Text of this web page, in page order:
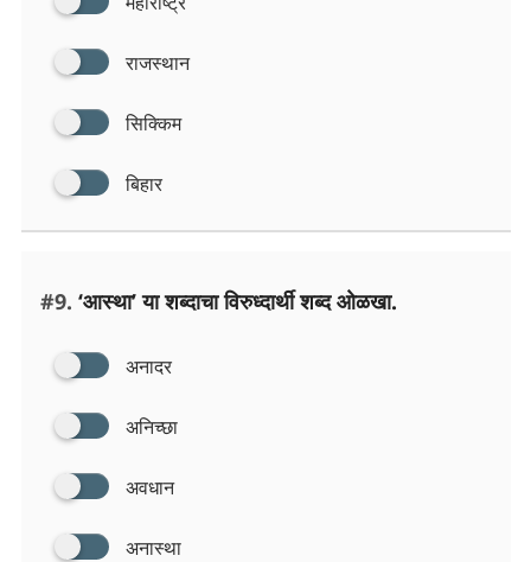
राजस्थान
सिक्किम
बिहार
#9. ‘आस्था’ या शब्दाचा विरुध्दार्थी शब्द ओळखा.
अनादर
अनिच्छा
अवधान
अनास्था